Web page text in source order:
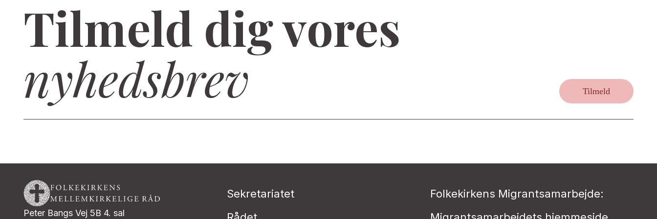
Tilmeld dig vores
nyhedsbrev
Tilmeld
Peter Bangs Vej 5B 4. sal
Sekretariatet
Folkekirkens Migrantsamarbejde: